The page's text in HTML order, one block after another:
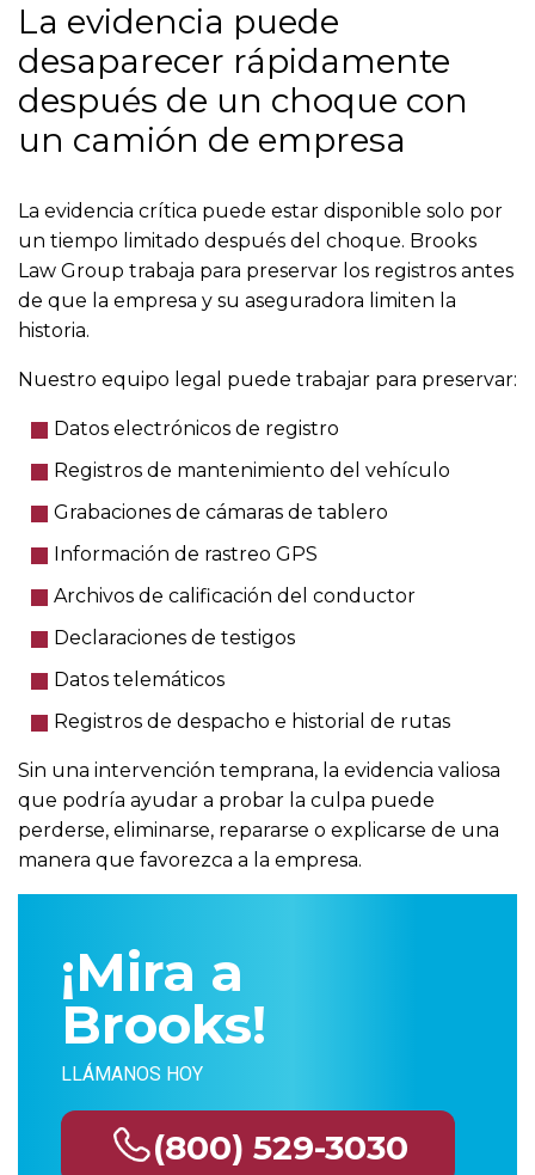
La evidencia puede
desaparecer rápidamente
después de un choque con
un camión de empresa
La evidencia crítica puede estar disponible solo por
un tiempo limitado después del choque. Brooks
Law Group trabaja para preservar los registros antes
de que la empresa y su aseguradora limiten la
historia.
Nuestro equipo legal puede trabajar para preservar:
Datos electrónicos de registro
Registros de mantenimiento del vehículo
Grabaciones de cámaras de tablero
Información de rastreo GPS
Archivos de calificación del conductor
Declaraciones de testigos
Datos telemáticos
Registros de despacho e historial de rutas
Sin una intervención temprana, la evidencia valiosa
que podría ayudar a probar la culpa puede
perderse, eliminarse, repararse o explicarse de una
manera que favorezca a la empresa.
¡Mira a
Brooks!
LLÁMANOS HOY
(800) 529-3030